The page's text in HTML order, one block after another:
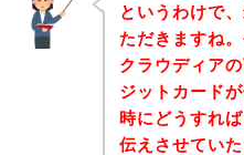
というわけで
ただきますね
クラウディア
ジットカード
時にどうすれ
伝えさせていた